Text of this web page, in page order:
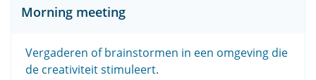
Morning meeting
Vergaderen of brainstormen in een omgeving die
de creativiteit stimuleert.